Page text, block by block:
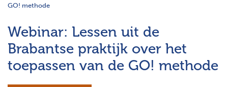
GO! methode
Webinar: Lessen uit de
Brabantse praktijk over het
toepassen van de GO! methode